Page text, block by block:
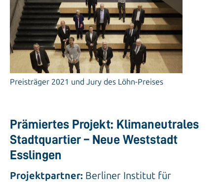
Preisträger 2021 und Jury des Löhn-Preises
Prämiertes Projekt: Klimaneutrales
Stadtquartier – Neue Weststadt
Esslingen
Projektpartner: Berliner Institut für